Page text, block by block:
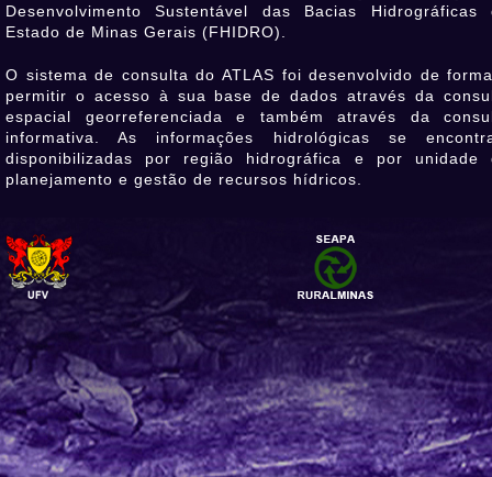
Desenvolvimento Sustentável das Bacias Hidrográficas
Estado de Minas Gerais (FHIDRO).
O sistema de consulta do ATLAS foi desenvolvido de
permitir o acesso à sua base de dados através da
espacial georreferenciada e também através da
informativa. As informações hidrológicas se
disponibilizadas por região hidrográfica e por unidade
planejamento e gestão de recursos hídricos.